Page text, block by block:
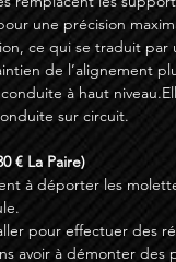
une précision
ce qui se traduit
de l’alignement
à haut
sur circuit.
€ La Paire)
à déporter les
pour effectuer des
avoir à démonter des